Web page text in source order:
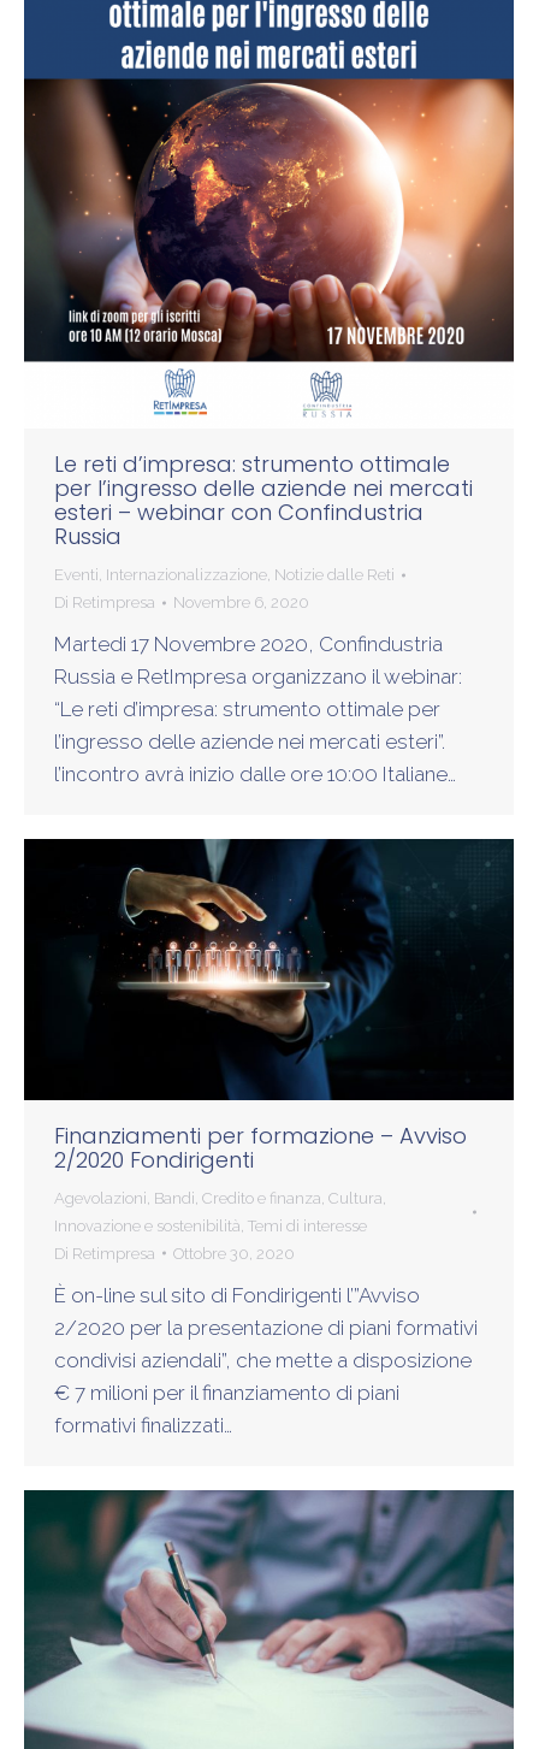
Le reti d’impresa: strumento ottimale
per l’ingresso delle aziende nei mercati
esteri – webinar con Confindustria
Russia
Eventi, Internazionalizzazione, Notizie dalle Reti
Di Retimpresa Novembre 6, 2020
Martedi 17 Novembre 2020, Confindustria
Russia e RetImpresa organizzano il webinar:
“Le reti d’impresa: strumento ottimale per
l’ingresso delle aziende nei mercati esteri”.
l’incontro avrà inizio dalle ore 10:00 Italiane…
Finanziamenti per formazione – Avviso
2/2020 Fondirigenti
Agevolazioni Bandi Credito e finanza Cultura
Innovazione e sostenibilità Temi di interesse
Di Retimpresa Ottobre 30, 2020
È on-line sul sito di Fondirigenti l’”Avviso
2/2020 per la presentazione di piani formativi
condivisi aziendali”, che mette a disposizione
€ 7 milioni per il finanziamento di piani
formativi finalizzati…